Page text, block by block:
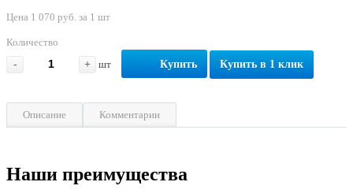
Цена 1 070 руб. за 1 шт
Количество
-
+ шт Купить Купить в 1 клик
Описание Комментарии
Наши преимущества